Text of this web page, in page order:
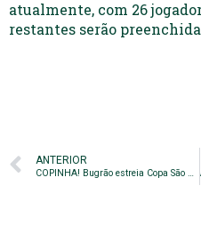
atualmente, com 26
restantes serão
ANTERIOR
COPINHA! Bugrão estreia Copa São Paulo com empate diante do Paysandu